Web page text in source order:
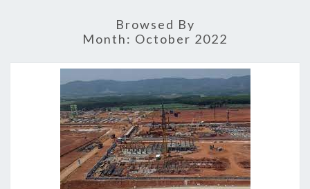
Browsed By
Month: October 2022